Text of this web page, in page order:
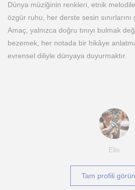
Dünya müziğinin renkleri, etnik
özgür ruhu, her derste sesin sınırlarını
Amaç, yalnızca doğru tınıyı bulmak
bezemek, her notada bir hikâye
evrensel diliyle dünyaya duyurmaktır.
Elis
Tam profili